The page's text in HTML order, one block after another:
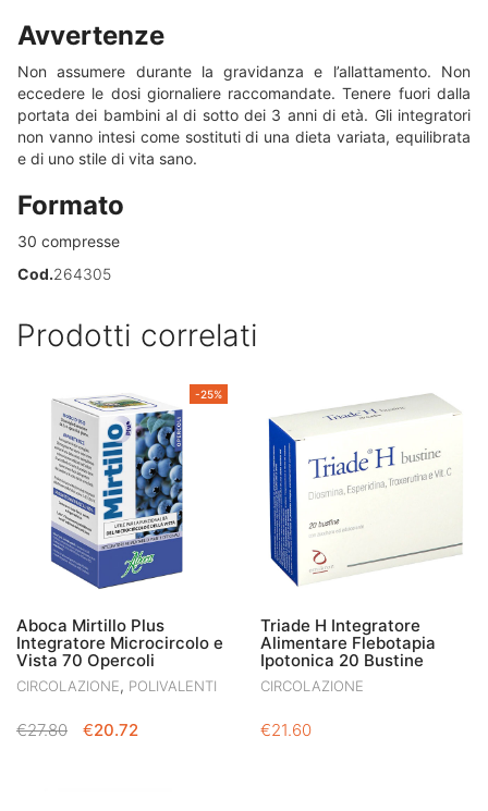
Avvertenze
Non assumere durante la gravidanza e l’allattamento. Non
eccedere le dosi giornaliere raccomandate. Tenere fuori dalla
portata dei bambini al di sotto dei 3 anni di età. Gli integratori
non vanno intesi come sostituti di una dieta variata, equilibrata
e di uno stile di vita sano.
Formato
30 compresse
Cod.264305
Prodotti correlati
-25%
Aboca Mirtillo Plus
Integratore Microcircolo e
Vista 70 Opercoli
CIRCOLAZIONE, POLIVALENTI
€27.80
IL
€20.72
Triade H Integratore
Alimentare Flebotapia
Ipotonica 20 Bustine
CIRCOLAZIONE
€21.60